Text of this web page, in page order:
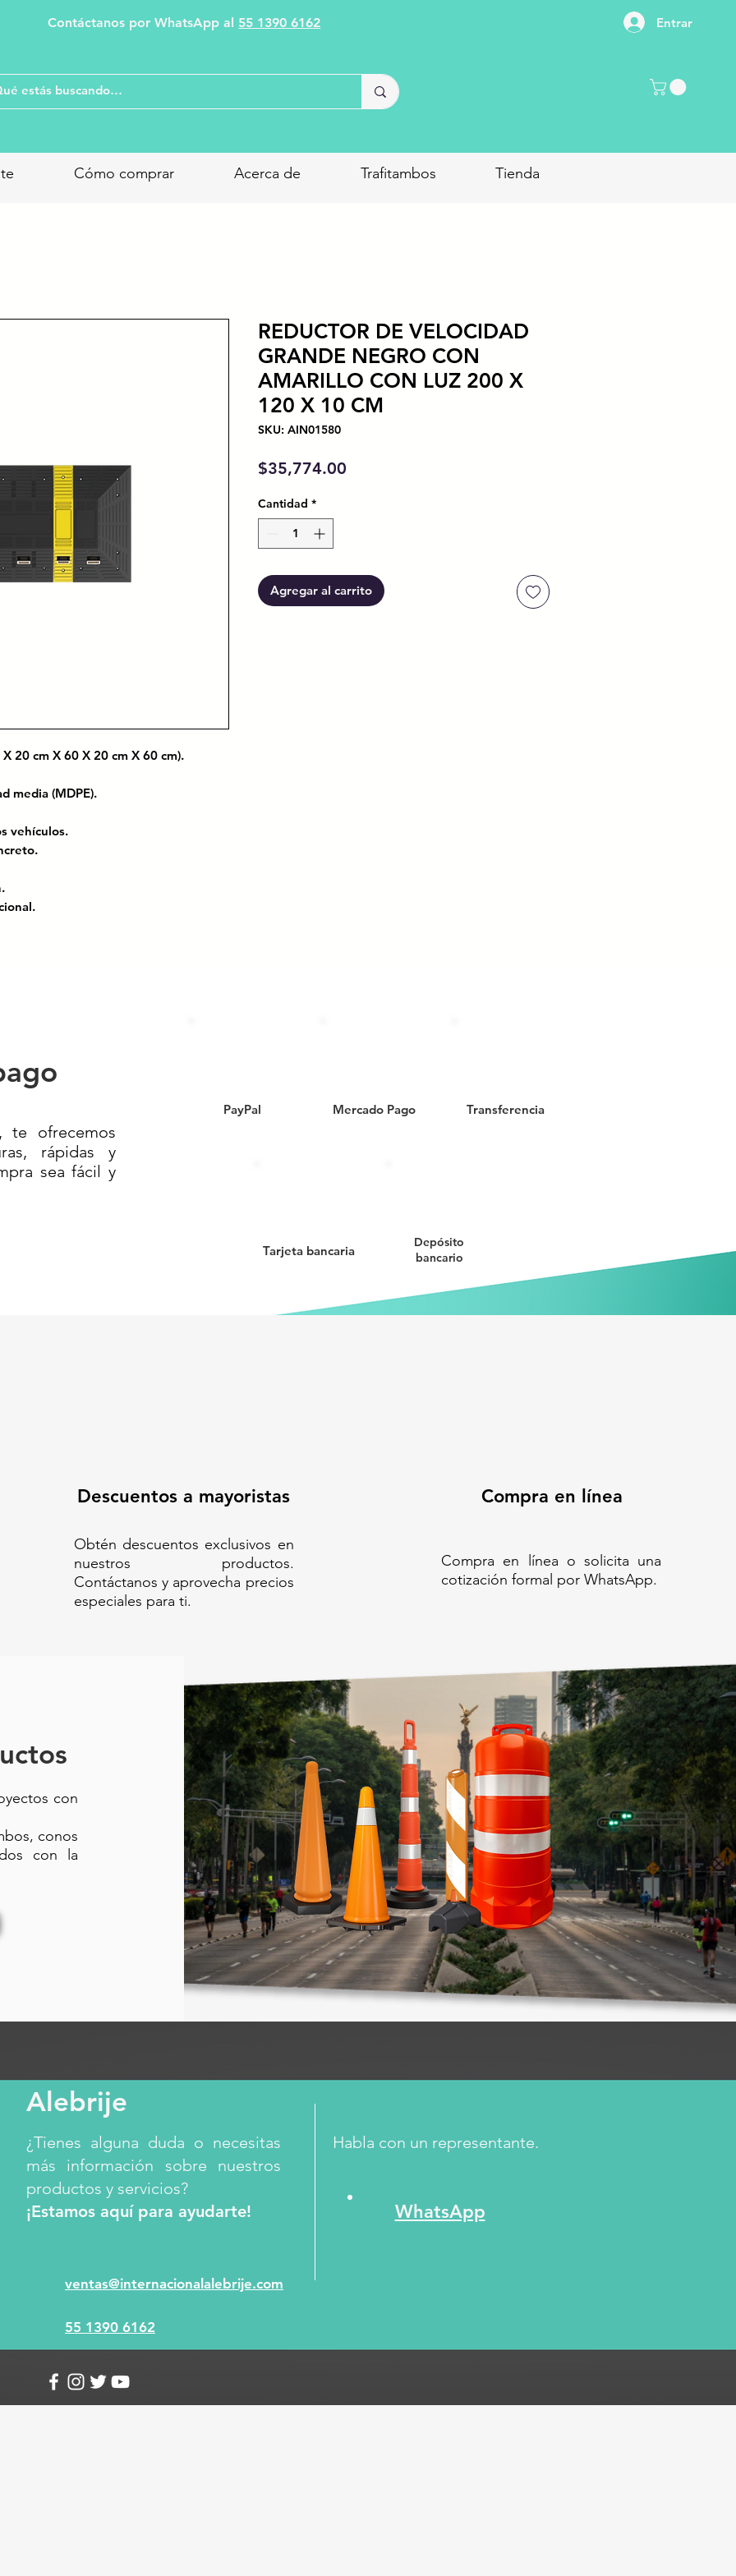
Contáctanos por WhatsApp al 55 1390 6162 Entrar
Cómo comprar Acerca de Trafitambos Tienda
20 cm X 60 X 20 cm X 60 cm).
media (MDPE).
vehículos.
de frenar por completo.
densidad, no daña neumáticos ni
para mayor seguridad en lluvia o
vialetas solares LED para
ECOLÓGICO CON VIALETAS
REDUCTOR DE VELOCIDAD
GRANDE NEGRO CON
AMARILLO CON LUZ 200 X
120 X 10 CM
SKU: AIN01580
$35,774.00
Cantidad *
Agregar al carrito
, te ofrecemos
rápidas y
sea fácil y
PayPal Mercado Pago Transferencia
Tarjeta bancaria
Depósito
bancario
Descuentos a mayoristas
Obtén descuentos exclusivos en
nuestros productos.
Contáctanos y aprovecha precios
especiales para ti.
Compra en línea
Compra en línea o solicita una
cotización formal por WhatsApp.
con
conos
con la
Alebrije
¿Tienes alguna duda o necesitas
más información sobre nuestros
productos y servicios?
¡Estamos aquí para ayudarte!
Habla con un representante.
WhatsApp
ventas@internacionalalebrije.com
55 1390 6162